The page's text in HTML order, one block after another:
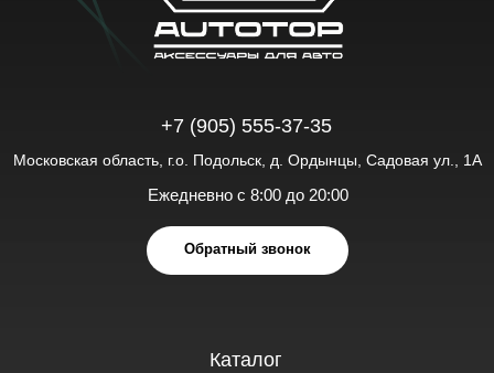
Контакты
FAQ
Политика обработки персональных данных
Разработка сайта
Copyright © «AUTOTOP» 2026 Все права защищены.